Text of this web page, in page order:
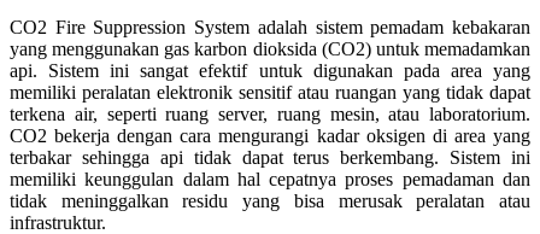
CO2 Fire Suppression System adalah sistem pemadam kebakaran
yang menggunakan gas karbon dioksida (CO2) untuk memadamkan
api. Sistem ini sangat efektif untuk digunakan pada area yang
memiliki peralatan elektronik sensitif atau ruangan yang tidak dapat
terkena air, seperti ruang server, ruang mesin, atau laboratorium.
CO2 bekerja dengan cara mengurangi kadar oksigen di area yang
terbakar sehingga api tidak dapat terus berkembang. Sistem ini
memiliki keunggulan dalam hal cepatnya proses pemadaman dan
tidak meninggalkan residu yang bisa merusak peralatan atau
infrastruktur.